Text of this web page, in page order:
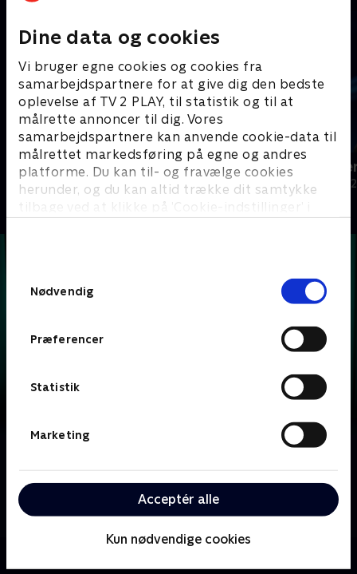
Dine data og cookies
Vi bruger egne cookies og cookies fra
samarbejdspartnere for at give dig den bedste
oplevelse af TV 2 PLAY, til statistik og til at
målrette annoncer til dig. Vores
samarbejdspartnere kan anvende cookie-data til
målrettet markedsføring på egne og andres
platforme. Du kan til- og fravælge cookies
herunder, og du kan altid trække dit samtykke
tilbage ved at klikke på ’Cookie-indstillinger’ i
Nødvendig
Præferencer
Statistik
Marketing
Acceptér alle
Kun nødvendige cookies
24 stjerners julikalender
TV-Shows • 1 sæsoner
Hvem vil
Quiz-shows •
skal bluffe, gætte, købe og sælge sig igennem en
masse loppefund i håbet om at tjene flest penge.